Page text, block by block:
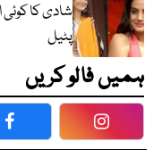
شادی کا کوئی
پٹیل
ہمیں فالو کریں
Facebook